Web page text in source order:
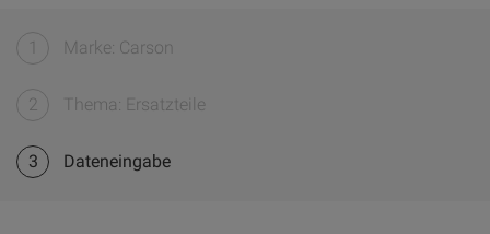
1 Marke: Carson
2 Thema: Ersatzteile
3 Dateneingabe